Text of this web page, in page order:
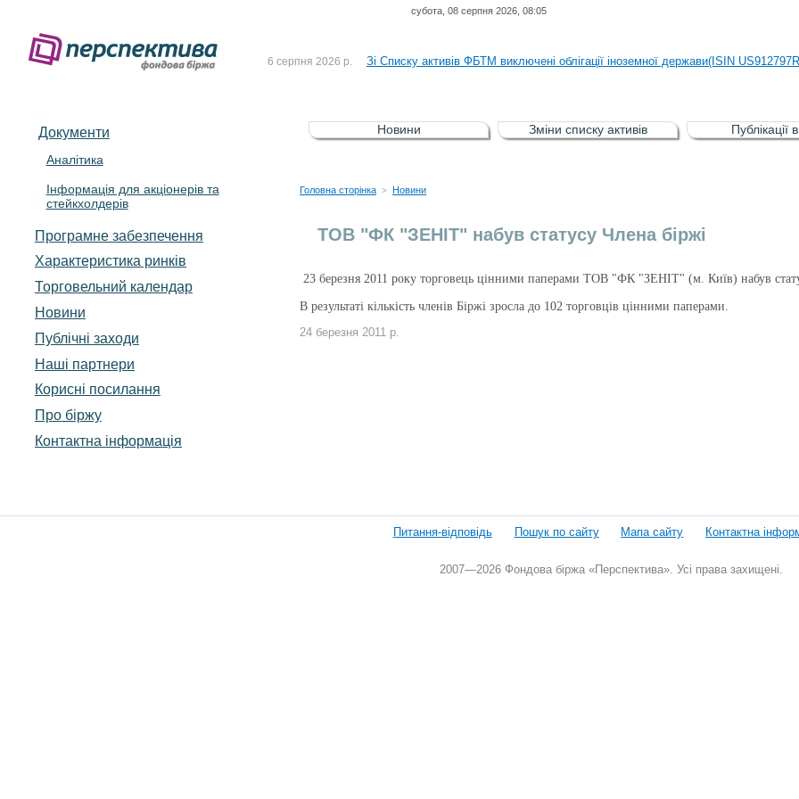
субота, 08 серпня 2026, 08:05
До Списку активів регульованого фондового ринку (РФР) включена
6 серпня 2026 р. Зі Списку активів ФБТМ виключені облігації іноземної держави(ISIN
5 серпня 2026 р. Зі списку активів РФР виключені Облігація внутрішніх державних позик
4 серпня 2026 р. До Списку активів регульованого фондового ринку (РФР) включена
Документи
Аналітика
Інформація для акціонерів та
стейкхолдерів
Програмне забезпечення
Характеристика pинків
Торговельний календар
Новини
Публічні заходи
Наші партнери
Корисні посилання
Про біржу
Контактна інформація
Новини Зміни списку активів Публікації
Головна сторінка > Новини
ТОВ "ФК "ЗЕНІТ" набув статусу Члена біржі
23 березня 2011 року торговець цінними паперами ТОВ "ФК "ЗЕНІТ" (м. Київ) набув
В результаті кількість членів Біржі зросла до 102 торговців цінними паперами.
24 березня 2011 р.
Питання-відповідь Пошук по сайту Мапа сайту Контактна
2007—2026 Фондова біржа «Перспектива». Усі права захищені.